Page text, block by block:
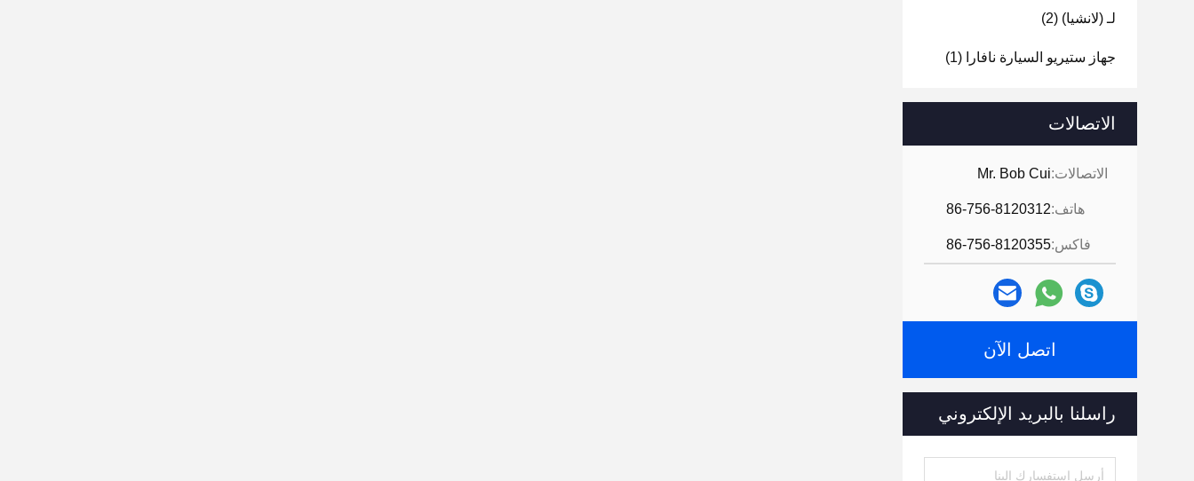
لـ (لانشيا) (2)
جهاز ستيريو السيارة نافارا (1)
الاتصالات
الاتصالات:Mr. Bob Cui
هاتف:86-756-8120312
فاكس:86-756-8120355
اتصل الآن
راسلنا بالبريد الإلكتروني